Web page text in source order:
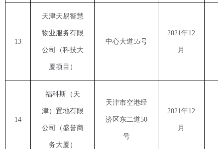
13
天津天易智慧
物业服务有限
公司（科技大
厦项目）
中心大道55号
2021 年12
月
14
福科斯（天
津）置地有限
公司（盛誉商
务大厦）
天津市空港经
济区东二道50
号
2021 年12
月